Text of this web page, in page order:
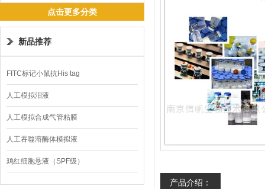
点击更多分类
新品推荐
FITC标记小鼠抗His tag
人工模拟泪液
人工模拟合成气管粘膜
人工吞噬溶酶体模拟液
鸡红细胞悬液（SPF级）
产品介绍：